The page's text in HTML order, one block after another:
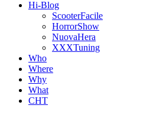
Hi-Blog
ScooterFacile
HorrorShow
NuovaHera
XXXTuning
Who
Where
Why
What
CHT